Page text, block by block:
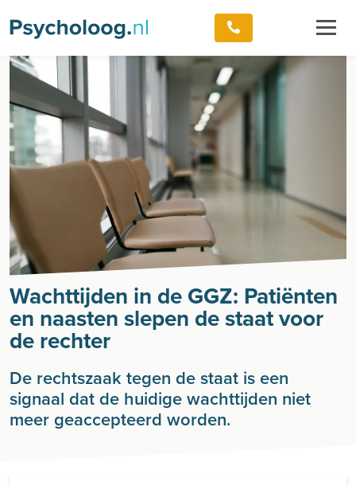
Wachttijden in de GGZ: Patiënten
en naasten slepen de staat voor
de rechter
De rechtszaak tegen de staat is een
signaal dat de huidige wachttijden niet
meer geaccepteerd worden.